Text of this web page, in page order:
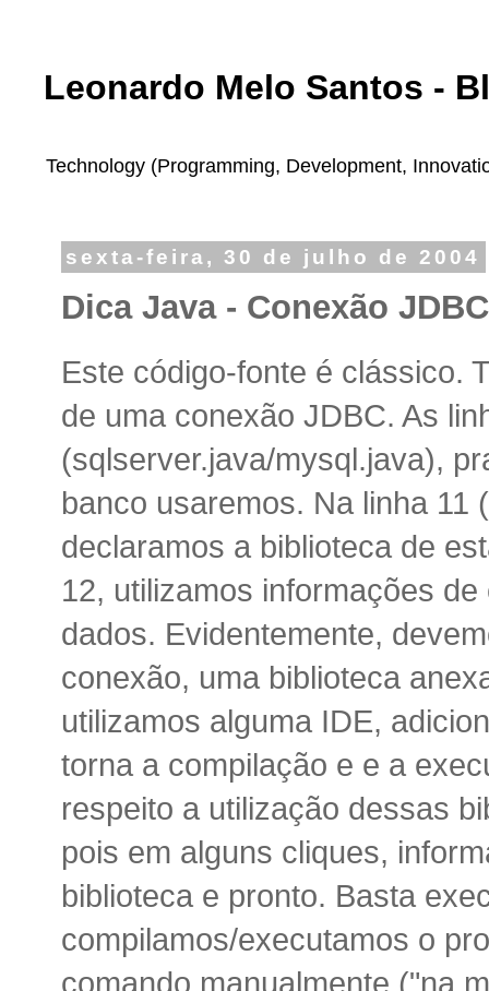
Leonardo Melo Santos -
Technology (Programming, Development,
sexta-feira, 30 de julho de 2004
Dica Java - Conexão JDBC
Este código-fonte é clássico.
de uma conexão JDBC. As
(sqlserver.java/mysql.java),
banco usaremos. Na linha 11
declaramos a biblioteca de
12, utilizamos informações
dados. Evidentemente,
conexão, uma biblioteca
utilizamos alguma IDE,
torna a compilação e e a
respeito a utilização dessas
pois em alguns cliques,
biblioteca e pronto. Basta
compilamos/executamos o
comando manualmente ("na